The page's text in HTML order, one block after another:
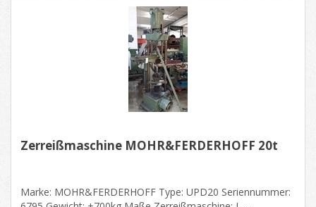
Zerreißmaschine MOHR&FERDERHOFF 20t
Marke: MOHR&FERDERHOFF Type: UPD20 Seriennummer: